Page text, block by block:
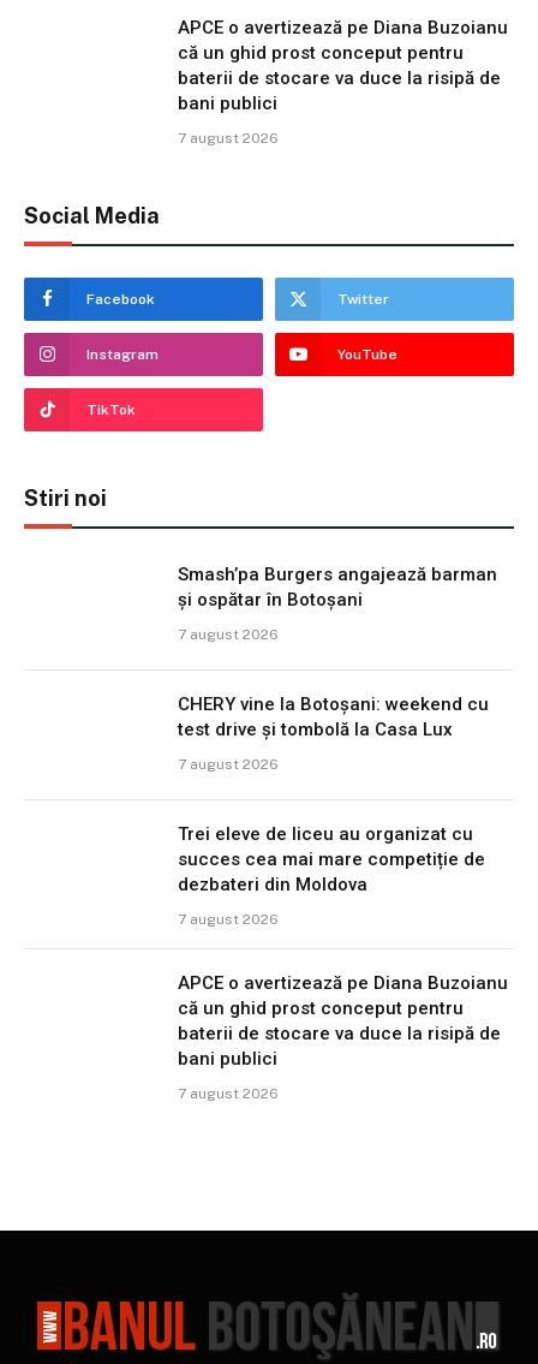
APCE o avertizează pe Diana Buzoianu
că un ghid prost conceput pentru
baterii de stocare va duce la risipă de
bani publici
7 august 2026
Social Media
Facebook Twitter
Instagram YouTube
TikTok
Stiri noi
Smash’pa Burgers angajează barman
și ospătar în Botoșani
7 august 2026
CHERY vine la Botoșani: weekend cu
test drive și tombolă la Casa Lux
7 august 2026
Trei eleve de liceu au organizat cu
succes cea mai mare competiție de
dezbateri din Moldova
7 august 2026
APCE o avertizează pe Diana Buzoianu
că un ghid prost conceput pentru
baterii de stocare va duce la risipă de
bani publici
7 august 2026